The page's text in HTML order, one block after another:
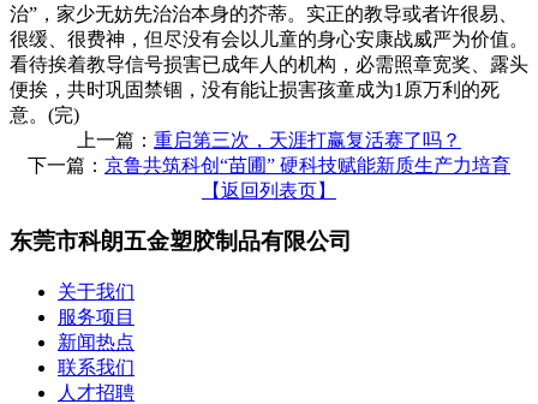
治”，家少无妨先治治本身的芥蒂。实正的教导或者许很易、
很缓、很费神，但尽没有会以儿童的身心安康战威严为价值。
看待挨着教导信号损害已成年人的机构，必需照章宽奖、露头
便挨，共时巩固禁锢，没有能让损害孩童成为1原万利的死
意。(完)
上一篇： 重启第三次，天涯打赢复活赛了吗？
下一篇： 京鲁共筑科创“苗圃” 硬科技赋能新质生产力培育
【返回列表页】
东莞市科朗五金塑胶制品有限公司
关于我们
服务项目
新闻热点
联系我们
人才招聘